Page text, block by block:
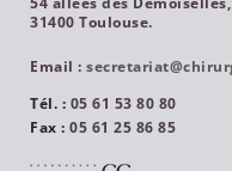
31400 Toulouse.
Email :
Tél. : 05 61 53 80 80
Fax : 05 61 25 86 85